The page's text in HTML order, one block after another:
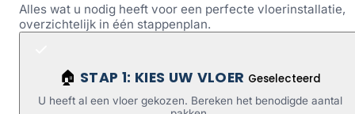
Alles wat u nodig heeft voor een perfecte vloerinstallatie,
overzichtelijk in één stappenplan.
🏠 STAP 1: KIES UW VLOER Geselecteerd
U heeft al een vloer gekozen. Bereken het benodigde aantal